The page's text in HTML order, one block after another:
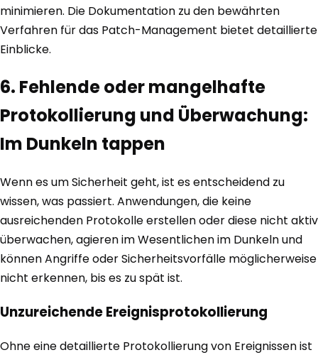
minimieren. Die Dokumentation zu den bewährten
Verfahren für das Patch-Management bietet detaillierte
Einblicke.
6. Fehlende oder mangelhafte
Protokollierung und Überwachung:
Im Dunkeln tappen
Wenn es um Sicherheit geht, ist es entscheidend zu
wissen, was passiert. Anwendungen, die keine
ausreichenden Protokolle erstellen oder diese nicht aktiv
überwachen, agieren im Wesentlichen im Dunkeln und
können Angriffe oder Sicherheitsvorfälle möglicherweise
nicht erkennen, bis es zu spät ist.
Unzureichende Ereignisprotokollierung
Ohne eine detaillierte Protokollierung von Ereignissen ist